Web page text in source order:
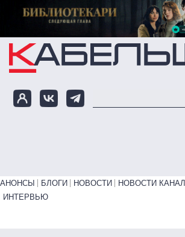
Перейти к основному содержанию
Primary links bottom
АНОНСЫ БЛОГИ НОВОСТИ НОВОСТИ
ИНТЕРВЬЮ